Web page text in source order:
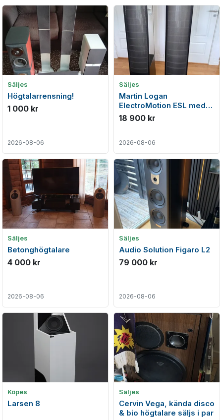
Säljes
Högtalarrensning!
1 000 kr
2026-08-06
Säljes
Martin Logan
ElectroMotion ESL med
Originalkartonger. Första
ägaren
18 900 kr
2026-08-06
Säljes
Betonghögtalare
4 000 kr
2026-08-06
Säljes
Audio Solution Figaro L2
79 000 kr
2026-08-06
Köpes
Larsen 8
Säljes
Cervin Vega, kända disco
& bio högtalare säljs i par